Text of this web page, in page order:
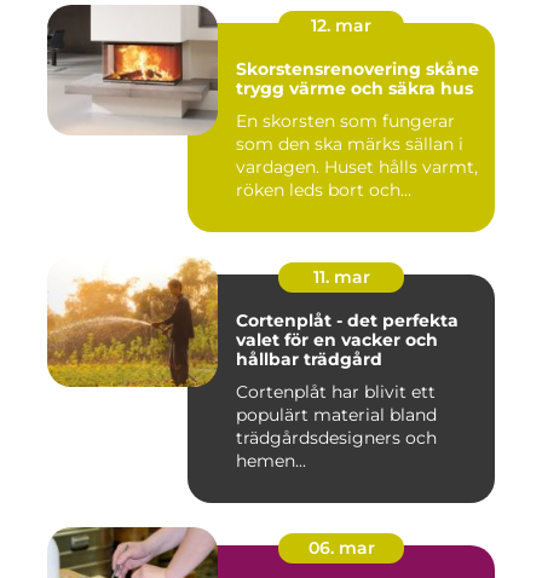
12. mar
Skorstensrenovering skåne
trygg värme och säkra hus
En skorsten som fungerar
som den ska märks sällan i
vardagen. Huset hålls varmt,
röken leds bort och...
11. mar
Cortenplåt - det perfekta
valet för en vacker och
hållbar trädgård
Cortenplåt har blivit ett
populärt material bland
trädgårdsdesigners och
hemen...
06. mar